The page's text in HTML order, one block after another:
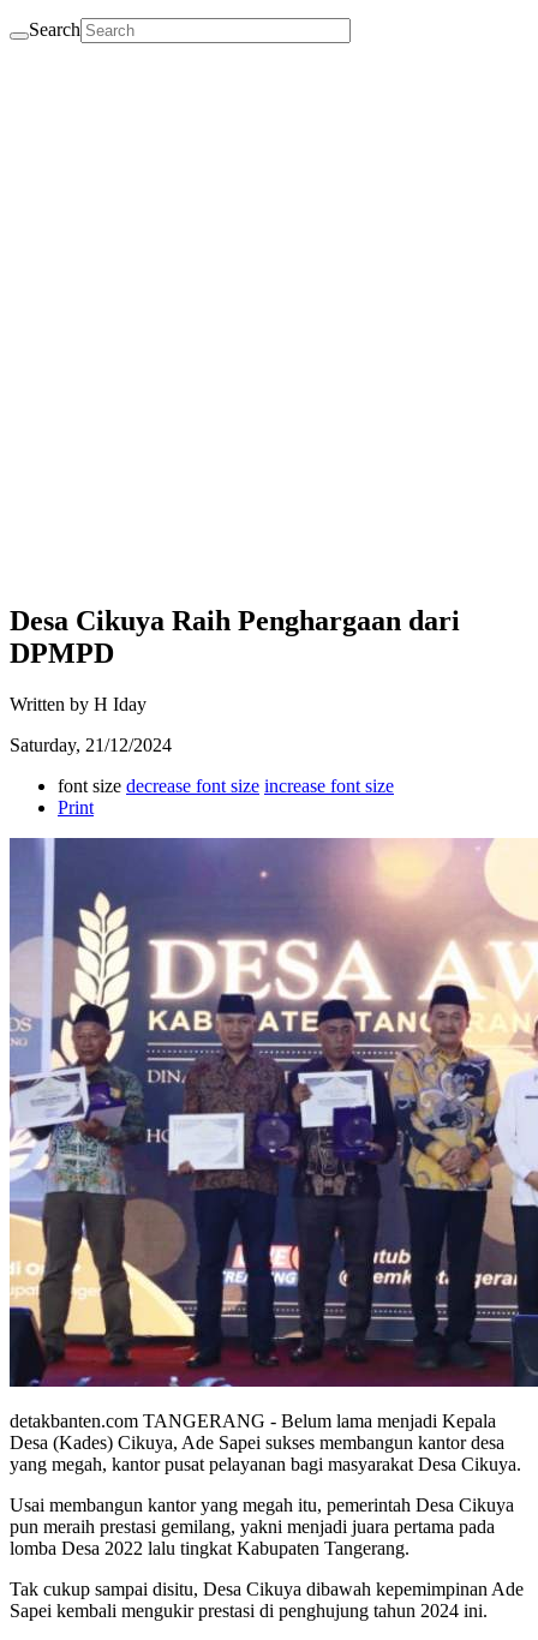
Search
Desa Cikuya Raih Penghargaan dari
DPMPD
Written by H Iday
Saturday, 21/12/2024
font size decrease font size increase font size
Print
detakbanten.com TANGERANG - Belum lama menjadi Kepala
Desa (Kades) Cikuya, Ade Sapei sukses membangun kantor desa
yang megah, kantor pusat pelayanan bagi masyarakat Desa Cikuya.
Usai membangun kantor yang megah itu, pemerintah Desa Cikuya
pun meraih prestasi gemilang, yakni menjadi juara pertama pada
lomba Desa 2022 lalu tingkat Kabupaten Tangerang.
Tak cukup sampai disitu, Desa Cikuya dibawah kepemimpinan Ade
Sapei kembali mengukir prestasi di penghujung tahun 2024 ini.